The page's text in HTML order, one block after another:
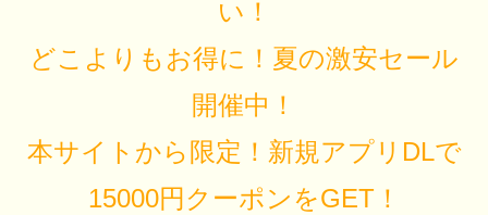
い！
どこよりもお得に！夏の激安セール
開催中！
本サイトから限定！新規アプリDLで
15000円クーポンをGET！